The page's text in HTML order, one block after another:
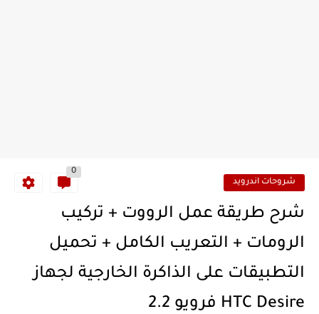
شروحات اندرويد
0
شرح طريقة عمل الرووت + تركيب
الرومات + التعريب الكامل + تحميل
التطبيقات على الذاكرة الخارجية لجهاز
HTC Desire فرويو 2.2